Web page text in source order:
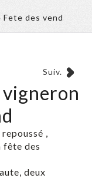
des vend
Suiv.
,
fête des
deux